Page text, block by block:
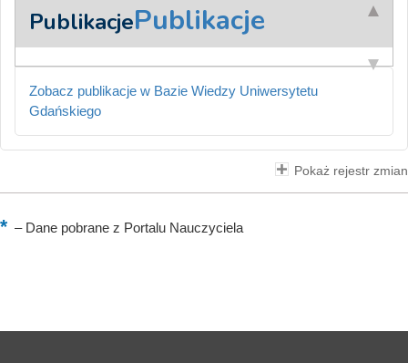
PublikacjePublikacje
Zobacz publikacje w Bazie Wiedzy Uniwersytetu
Gdańskiego
Pokaż rejestr zmian
–Dane pobrane z Portalu Nauczyciela